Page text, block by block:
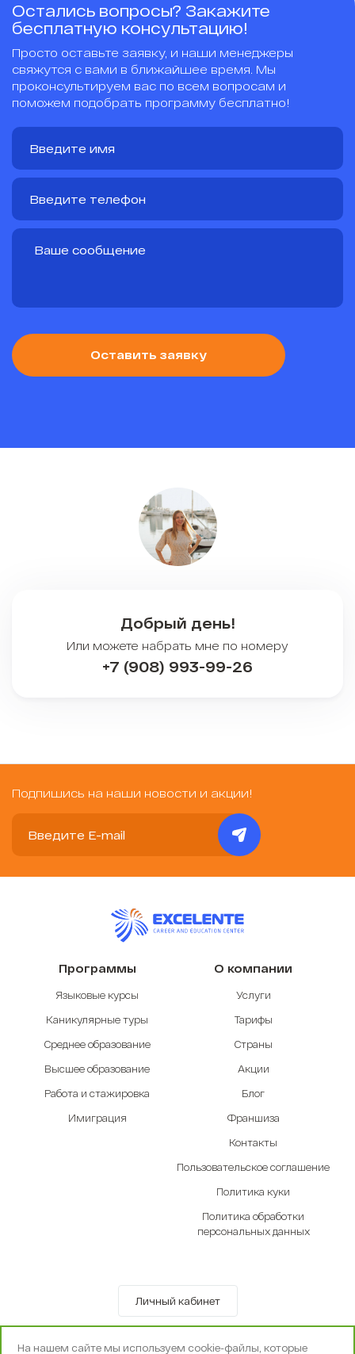
Остались вопросы? Закажите
бесплатную консультацию!
Просто оставьте заявку, и наши менеджеры
свяжутся с вами в ближайшее время. Мы
проконсультируем вас по всем вопросам и
поможем подобрать программу бесплатно!
Оставить заявку
Добрый день!
Или можете набрать мне по номеру
+7 (908) 993-99-26
Подпишись на наши новости и акции!
Программы
Языковые курсы
Каникулярные туры
Среднее образование
Высшее образование
Работа и стажировка
Имиграция
О компании
Услуги
Тарифы
Страны
Акции
Блог
Франшиза
Контакты
Пользовательское соглашение
Политика куки
Политика обработки
персональных данных
Личный кабинет
© OOO «Экселенте» 2010-2026 г.
На нашем сайте мы используем cookie-файлы, которые